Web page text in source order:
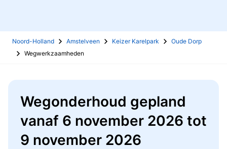
Noord-Holland Amstelveen Keizer Karelpark
Oude Dorp
Wegwerkzaamheden
Wegonderhoud gepland
vanaf 6 november 2026 tot
9 november 2026